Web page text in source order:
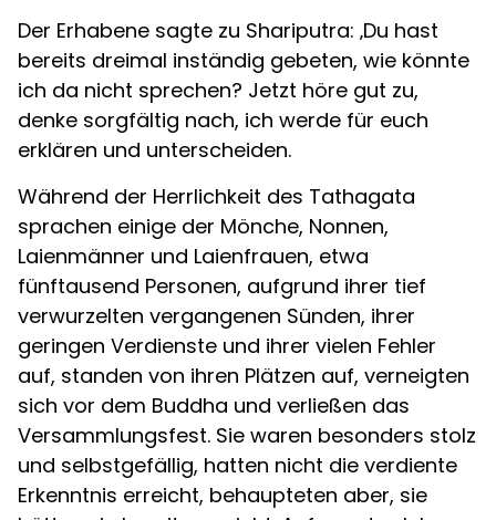
Der Erhabene sagte zu Shariputra: ‚Du hast
bereits dreimal inständig gebeten, wie könnte
ich da nicht sprechen? Jetzt höre gut zu,
denke sorgfältig nach, ich werde für euch
erklären und unterscheiden.
Während der Herrlichkeit des Tathagata
sprachen einige der Mönche, Nonnen,
Laienmänner und Laienfrauen, etwa
fünftausend Personen, aufgrund ihrer tief
verwurzelten vergangenen Sünden, ihrer
geringen Verdienste und ihrer vielen Fehler
auf, standen von ihren Plätzen auf, verneigten
sich vor dem Buddha und verließen das
Versammlungsfest. Sie waren besonders stolz
und selbstgefällig, hatten nicht die verdiente
Erkenntnis erreicht, behaupteten aber, sie